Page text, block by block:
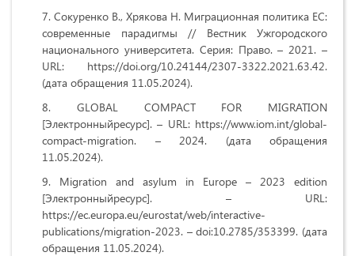
Сокуренко В., Хрякова Н. Миграционная политика ЕС:
современные парадигмы // Вестник Ужгородского
национального университета. Серия: Право. – 2021. –
URL: https://doi.org/10.24144/2307-3322.2021.63.42.
(дата обращения 11.05.2024).
GLOBAL COMPACT FOR MIGRATION
[Электронныйресурс]. – URL: https://www.iom.int/global-
compact-migration. – 2024. (дата обращения
11.05.2024).
Migration and asylum in Europe – 2023 edition
[Электронныйресурс]. – URL:
https://ec.europa.eu/eurostat/web/interactive-
publications/migration-2023. – doi:10.2785/353399. (дата
обращения 11.05.2024).